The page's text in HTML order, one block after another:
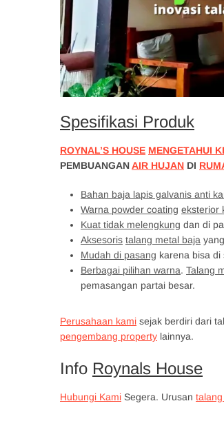
Spesifikasi Produk
ROYNAL’S HOUSE MENGETAHUI
PEMBUANGANAIR HUJAN DI
Bahan baja lapis galvanis anti
Warna powder coating eksterior
Kuat tidak melengkung dan di
Aksesoris talang metal baja
Mudah di pasang karena bisa di
Berbagai pilihan warna. Talang
pemasangan partai besar.
Perusahaan kami sejak berdiri dari
pengembang property lainnya.
Info Roynals House
Hubungi Kami Segera. Urusan